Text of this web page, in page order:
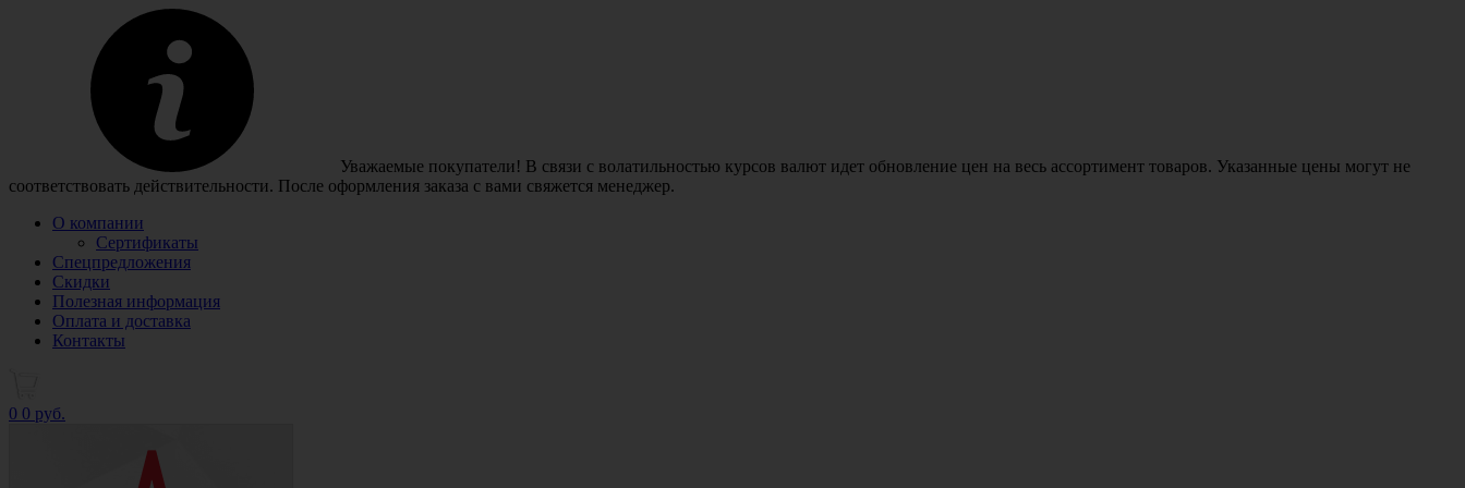
Уважаемые покупатели! В связи с волатильностью курсов валют идет обновление цен на весь ассортимент товаров. Указанные цены могут не
соответствовать действительности. После оформления заказа с вами свяжется менеджер.
О компании
Сертификаты
Спецпредложения
Скидки
Полезная информация
Оплата и доставка
Контакты
0 0 руб.